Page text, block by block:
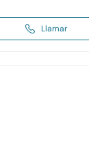
Llamar